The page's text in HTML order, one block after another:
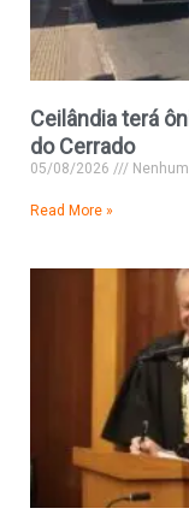
Ceilândia terá
do Cerrado
05/08/2026
Read More »